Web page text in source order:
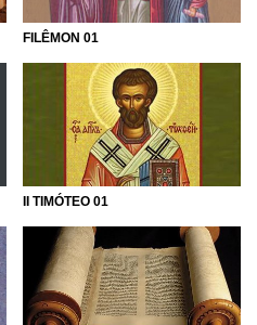
FILÊMON 01
II TIMÓTEO 01